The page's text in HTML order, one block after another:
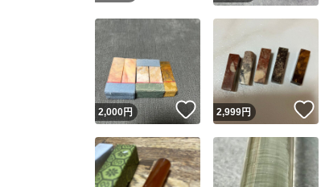
2,000円 いいね！
2,999円